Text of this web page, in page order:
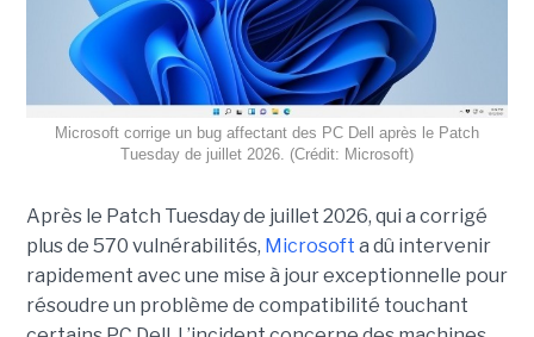
Microsoft corrige un bug affectant des PC Dell après le Patch
Tuesday de juillet 2026. (Crédit: Microsoft)
Après le Patch Tuesday de juillet 2026, qui a corrigé
plus de 570 vulnérabilités, Microsoft a dû intervenir
rapidement avec une mise à jour exceptionnelle pour
résoudre un problème de compatibilité touchant